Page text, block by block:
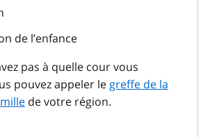
de l’enfance
pas à quelle cour vous
pouvez appeler le greffe de la
de votre région.